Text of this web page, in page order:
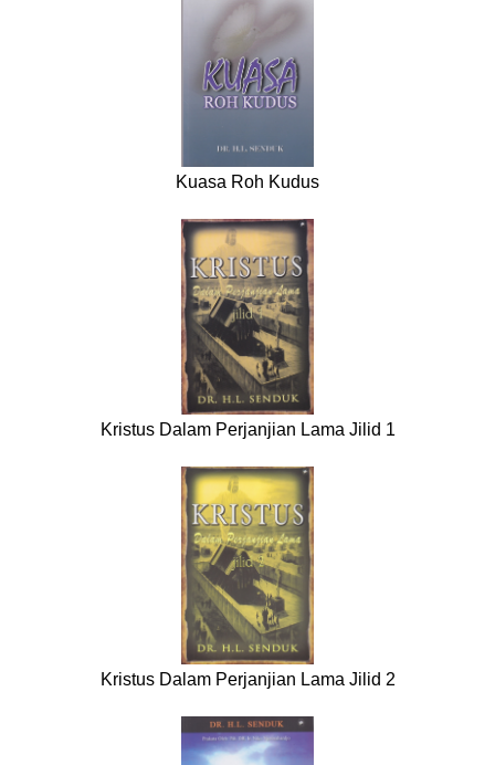
Kuasa Roh Kudus
Kristus Dalam Perjanjian Lama Jilid 1
Kristus Dalam Perjanjian Lama Jilid 2